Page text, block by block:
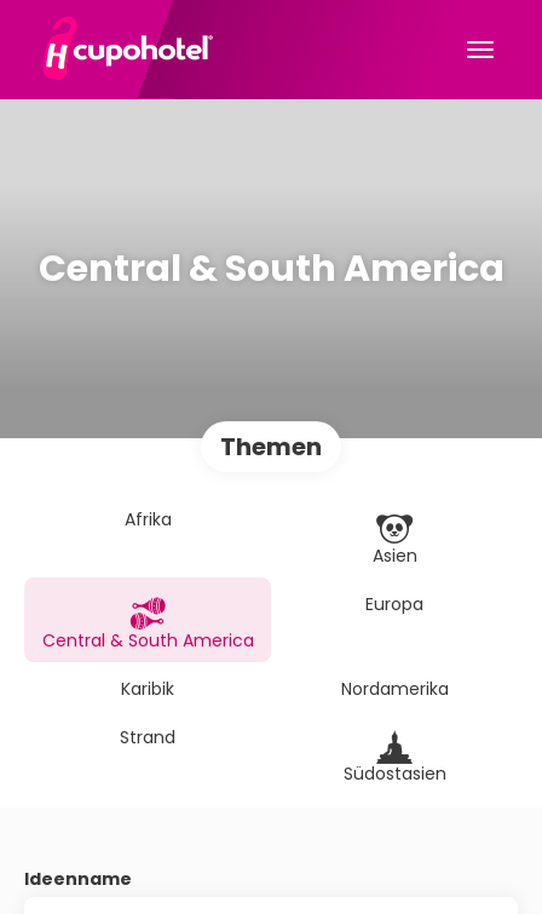
Central & South America
Themen
Afrika
Asien
Central & South America
Europa
Karibik
Nordamerika
Strand
Südostasien
Ideenname